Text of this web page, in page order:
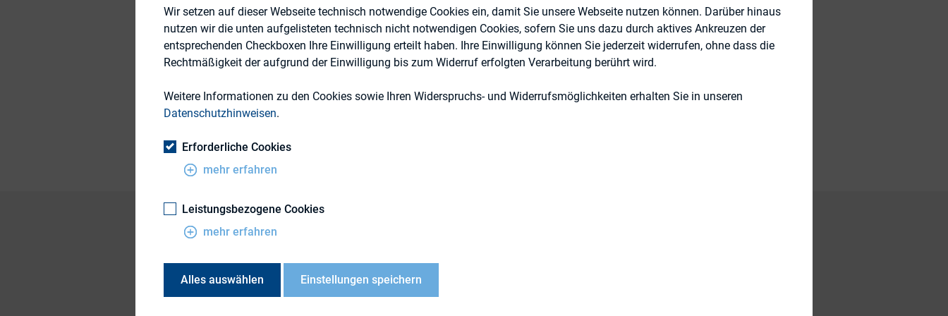
15. Februar 2016
Themengebiete
Investoren, IR-Kompetenz
Publikationsform
to get to the heart of investor relations.
Wir setzen auf dieser Webseite technisch notwendige Cookies ein, damit Sie unsere Webseite nutzen können. Darüber hinaus
nutzen wir die unten aufgelisteten technisch nicht notwendigen Cookies, sofern Sie uns dazu durch aktives Ankreuzen der
entsprechenden Checkboxen Ihre Einwilligung erteilt haben. Ihre Einwilligung können Sie jederzeit widerrufen, ohne dass die
Rechtmäßigkeit der aufgrund der Einwilligung bis zum Widerruf erfolgten Verarbeitung berührt wird.
Weitere Informationen zu den Cookies sowie Ihren Widerspruchs- und Widerrufsmöglichkeiten erhalten Sie in unseren
Datenschutzhinweisen.
Erforderliche Cookies
mehr erfahren
Leistungsbezogene Cookies
mehr erfahren
Alles auswählen Einstellungen speichern